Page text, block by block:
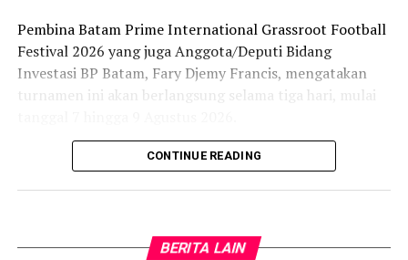
Pembina Batam Prime International Grassroot Football
Festival 2026 yang juga Anggota/Deputi Bidang
Investasi BP Batam, Fary Djemy Francis, mengatakan
turnamen ini akan berlangsung selama tiga hari, mulai
Fary menjelaskan, Batam Prime International Grassroot
regional di Batam. Selanjutnya, para peserta akan
CONTINUE READING
BERITA LAIN